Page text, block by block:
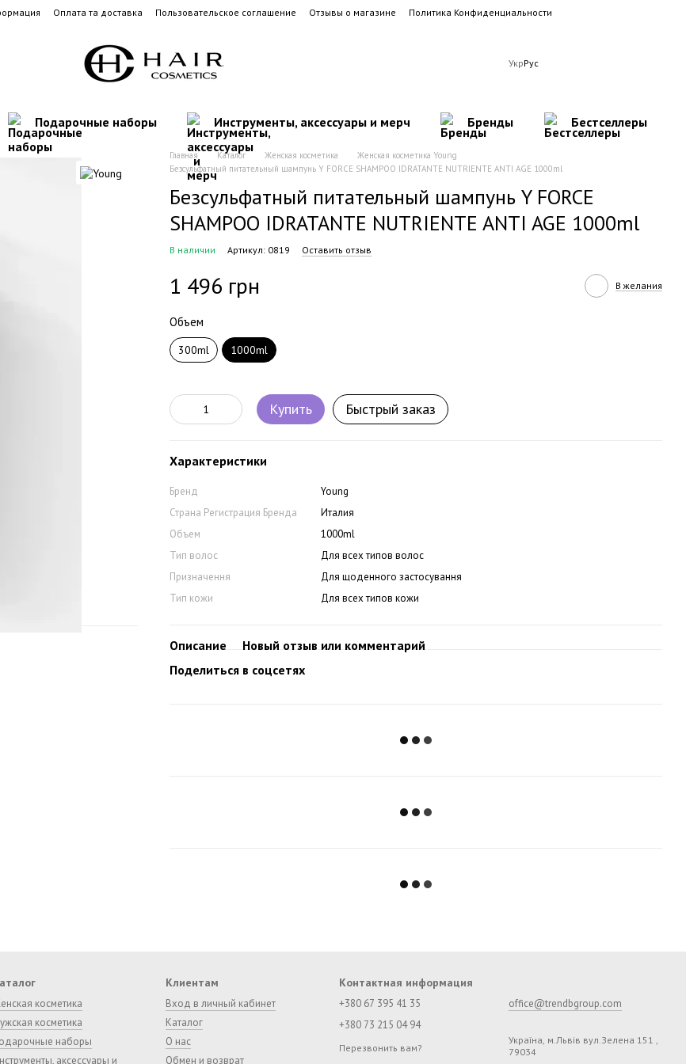
Оплата та доставка Пользовательское соглашение Отзывы о магазине Политика Конфиденциальности
УкрРус
Подарочные наборы Инструменты, аксессуары и мерч Бренды Бестселлеры
Главная Каталог Женская косметика
Женская косметика Young
Безсульфатный питательный шампунь Y FORCE SHAMPOO IDRATANTE NUTRIENTE ANTI AGE 1000ml
Безсульфатный питательный шампунь Y FORCE
SHAMPOO IDRATANTE NUTRIENTE ANTI AGE 1000ml
В наличии Артикул: 0819 Оставить отзыв
1 496 грн В желания
Объем
300ml 1000ml
Купить Быстрый заказ
Характеристики
Бренд
Young
Страна Регистрация Бренда
Италия
Объем
1000ml
Тип волос
Для всех типов волос
Призначення
Для щоденного застосування
Тип кожи
Для всех типов кожи
Описание
Новый отзыв или комментарий
Поделиться в соцсетях
косметика
косметика
наборы
аксессуары и
Клиентам
Вход в личный кабинет
Каталог
О нас
Обмен и возврат
Контактная информация
+380 67 395 41 35
+380 73 215 04 94
Перезвонить вам?
office@trendbgroup.com
Україна, м.Львів вул.Зелена 151 ,
79034